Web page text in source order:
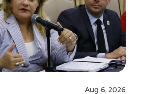
Aug 6, 2026